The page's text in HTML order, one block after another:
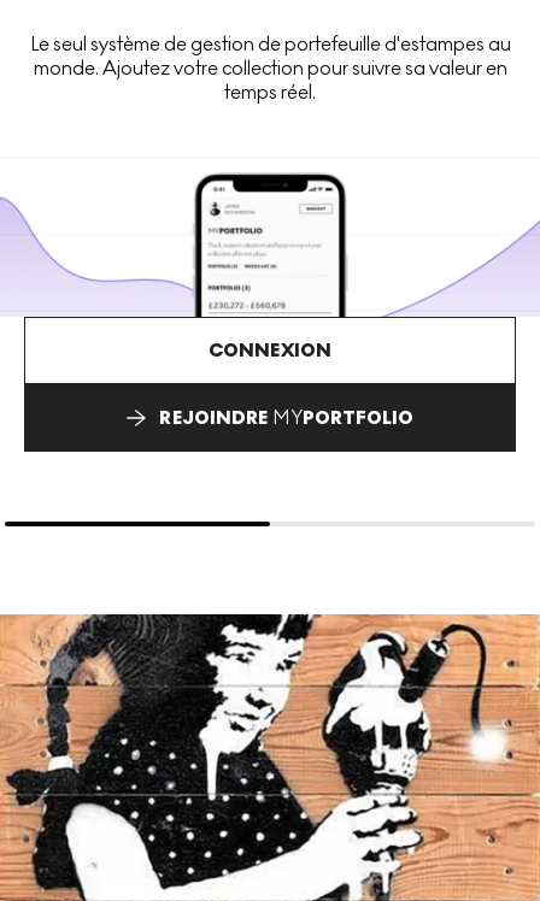
Le seul système de gestion de portefeuille d'estampes au
monde. Ajoutez votre collection pour suivre sa valeur en
temps réel.
CONNEXION
REJOINDRE MYPORTFOLIO